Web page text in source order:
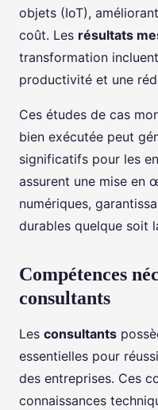
objets (IoT),
coût. Les résultats
transformation
productivité et une
Ces études de cas
bien exécutée peut
significatifs pour les
assurent une mise en
numériques,
durables quelque soit
Compétences
consultants
Les consultants
essentielles pour
des entreprises. Ces
connaissances